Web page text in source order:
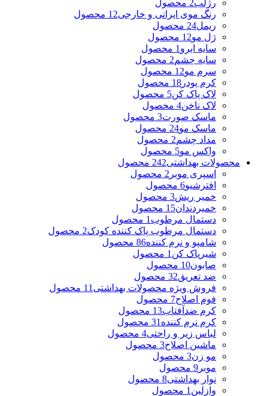
رژلب2 محصول
رنگ موی ایرانی و خارجی12 محصول
ریمل24 محصول
ژل مو12 محصول
سایه ابرو 1 محصول
سایه چشم2 محصول
سرم مو12 محصول
کرم پودر 18 محصول
لاک پاک کن5 محصول
لاک ناخن4 محصول
ماسک صورت3 محصول
ماسک مو24 محصول
مداد چشم2 محصول
واکس مو5 محصول
محصولات بهداشتی242 محصول
اسپری موبر 2 محصول
افترشیو6 محصول
خمیر ریش3 محصول
خمیردندان15 محصول
دستمال مرطوب 1 محصول
دستمال مرطوب پاک کننده کودک2 محصول
شامپو و نرم کننده86 محصول
شیرپاک کن 1 محصول
صابون10 محصول
ضد تعریق32 محصول
فروش ویژه محصولات بهداشتی 11 محصول
فوم اصلاح7 محصول
کرم ضدآفتاب13 محصول
کرم نرم کننده 31 محصول
لباس زیر و راحتی4 محصول
ماشین اصلاح3 محصول
مو زن3 محصول
موبر 9 محصول
نوار بهداشتی8 محصول
وازلین 1 محصول